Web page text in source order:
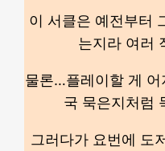
이 서클은 예전부터
는지라 여러
물론…플레이할 게 어
국 묵은지처럼
그러다가 요번에 도